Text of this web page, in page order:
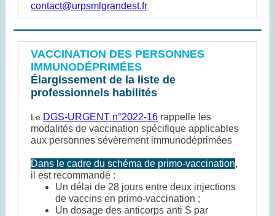
contact@urpsmlgrandest.fr
VACCINATION DES PERSONNES
IMMUNODÉPRIMÉES
Élargissement de la liste de
professionnels habilités
Le DGS-URGENT n°2022-16 rappelle les
modalités de vaccination spécifique applicables
aux personnes sévèrement immunodéprimées
Dans le cadre du schéma de primo-vaccination,
il est recommandé :
Un délai de 28 jours entre deux injections
de vaccins en primo-vaccination ;
Un dosage des anticorps anti S par